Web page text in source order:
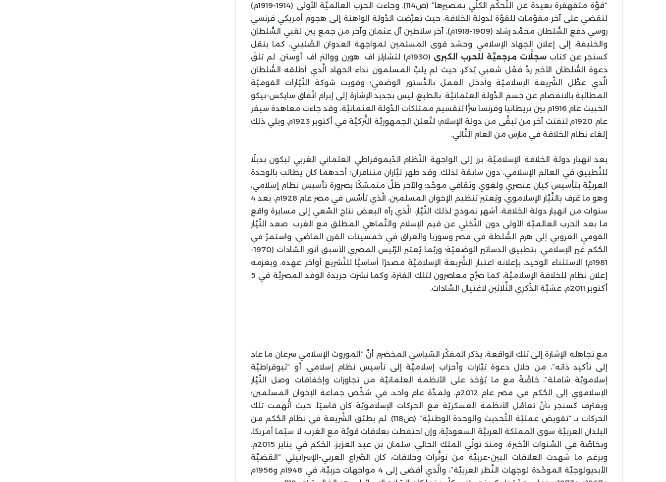
“قوَّة متقهقرة بعيدة عن التَّحكُّم الكلّي بمصيرها” (ص114). وجاءت الحرب العالميَّة الأولى (1914-1919م)
لتقضي على آخر مقوّمات للقوَّة لدولة الخلافة، حيث تعرَّضت الدَّولة الواهنة إلى هجوم أمريكي فرنسي
روسي دفَع السُّلطان محمَّد رشاد (1909-1918م)، آخر سلاطين آل عثمان وآخر من جمَع بين لقبي السُّلطان
والخليفة، إلى إعلان الجهاد الإسلامي وحشد قوى المسلمين لمواجهة العدوان الصَّليبي، كما ينقل
كسنجر عن كتاب سجلَّات مرجعيَّة للحرب الكبرى
(1930م) لتشارلز اف. هورن ووالتر اف. أوستن. لم تلقَ
دعوة السُّلطان الأخير ردَّ فعْل شعبي يُذكر، حيث لم يلبِّ المسلمون نداء الجهاد الَّذي أطلقه السُّلطان
الَّذي عطَّل الشَّريعة الإسلاميَّة وأدخل العمل بالدُّستور الوضعي؛ وقويت شوكة التَّيَّارات القوميَّة
المطالبة بالانفصام عن جسم الدَّولة العثمانيَّة. بالطبع، ليس بجديد الإشارة إلى إبرام اتّفاق سايكس-بيكو
الخبيث عام 1916م بين بريطانيا وفرنسا سرًّا لتقسيم ممتلكات الدَّولة العثمانيَّة، وقد جاءت معاهدة سيفر
عام 1920م لتفتت آخر من تبقَّى من دولة الإسلام؛ لتُعلن الجمهوريَّة التُّركيَّة في أكتوبر 1923م، ويلي ذلك
إلغاء نظام الخلافة في مارس من العام التَّالي.
بعد انهيار دولة الخلافة الإسلاميَّة، برز إلى الواجهة النّظام الدّيموقراطي العلماني الغربي ليكون بديلًا
للتَّطبيق في العالم الإسلامي، دون سابقة لذلك. وقد ظهر تيَّاران متنافران؛ أحدهما كان يطالب بالوحدة
العربيَّة بتأسيس كيان عنصري ولغوي وثقافي موحَّد؛ والآخر ظلَّ متمسّكًا بضرورة تأسيس نظام إسلامي،
وهو ما عُرف بالتَّيَّار الإسلاموي، ويُعتبر تنظيم الإخوان المسلمين، الَّذي تأسَّس في مصر عام 1928م، بعد 4
سنوات من انهيار دولة الخلافة، أشهر نموذج لذلك التَّيَّار، الَّذي رآه البعض نتاج السَّعي إلى مسايرة واقع
ما بعد الحرب العالميَّة الأولى دون التَّخلي عن قيم الإسلام والتَّماهي المطلق مع الغرب. صعد التَّيَّار
القومي العروبي إلى هرم السُّلطة في مصر وسوريا والعراق في خمسينات القرن الماضي، واستمرَّ في
الحُكم غير الإسلامي، بتطبيق الدساتير الوضعيَّة؛ وربَّما يُعتبر الرَّئيس المصري الأسبق أنور السَّادات (1970-
1981م) الاستثناء الوحيد، بإعلانه اعتبار الشَّريعة الإسلاميَّة مصدرًا أساسيًّا للتَّشريع أواخر عهده، وبعزمه
إعلان نظام للخلافة الإسلاميَّة، كما صرَّح معاصرون لتلك الفترة، وكما نشرت جريدة الوفد المصريَّة في 5
أكتوبر 2011م، عشيَّة الذّكري الثَّلاثين لاغتيال السَّادات.
مع تجاهله الإشارة إلى تلك الواقعة، يذكر المفكّر السّياسي المخضرم أنَّ “الموروث الإسلامي سرعان ما عاد
إلى تأكيد ذاته”، من خلال دعوة تيَّارات وأحزاب إسلاميَّة إلى تأسيس نظام إسلامي، أو “ثيوقراطيَّة
إسلامويَّة شاملة”، خاصَّةً مع ما يُؤخذ على الأنظمة العلمانيَّة من تجاوزات وإخفاقات. وصل التَّيَّار
الإسلاموي إلى الحُكم في مصر عام 2012م، ولمدَّة عام واحد، في شخْص جماعة الإخوان المسلمين؛
ويعترف كسنجر بأنَّ تعامُل الأنظمة العسكريَّة مع الحركات الإسلامويَّة كان قاسيًا، حيث اتُّهمت تلك
الحركات بـ “تقويض عمليَّة التَّحديث والوحدة الوطنيَّة” (ص118). لم يطبّق الشَّريعة في نظام الحُكم من
البلدان العربيَّة سوى المملكة العربيَّة السعوديَّة، وإن احتفظت بعلاقات قويَّة مع الغرب، لا سيّما أمريكا،
وبخاصَّة في السَّنوات الأخيرة، ومنذ تولّي الملك الحالي، سلمان بن عبد العزيز، الحُكم في يناير 2015م.
وبرغم ما شهدت العلاقات البين-عربيَّة من توتُّرات وخلافات، كان الصّراع العربي-الإسرائيلي “القضيَّة
الأيديولوجيَّة الموحّدة لوجهات النَّظر العربيَّة”، والَّذي أفضى إلى 4 مواجهات حربيَّة، في 1948م و1956م